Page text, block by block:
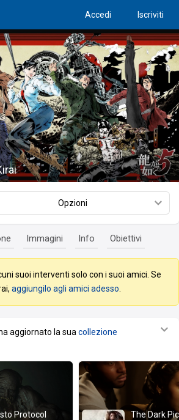
Accedi Iscriviti
Opzioni
Immagini Info Obiettivi
suoi interventi solo con i suoi amici. Se
aggiungilo agli amici adesso
ha aggiornato la sua collezione
Protocol